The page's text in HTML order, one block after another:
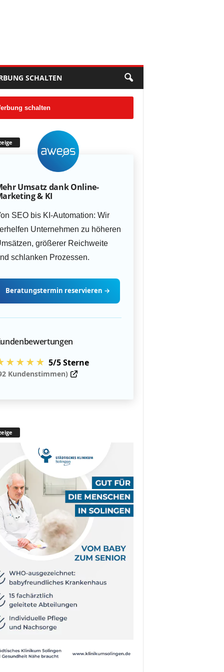
SCHALTEN
schalten
Umsatz dank Online-
& KI
SEO bis KI-Automation: Wir
Unternehmen zu höheren
größerer Reichweite
schlanken Prozessen.
Beratungstermin reservieren →
5/5 Sterne
Kundenstimmen)